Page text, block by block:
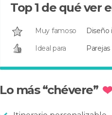
Top 1 de qué ver
Muy famoso
Diseño
Ideal para
Parejas
Lo más “chévere”